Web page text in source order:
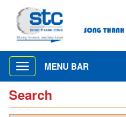
Toggle
navigation
MENU BAR
Search